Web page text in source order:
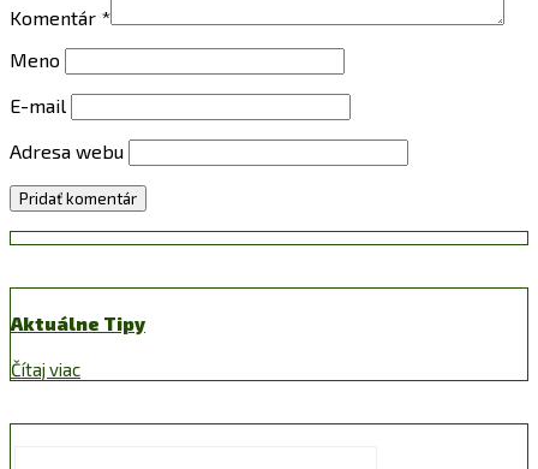
Komentár *
Meno
E-mail
Adresa webu
Aktuálne Tipy
Čítaj viac